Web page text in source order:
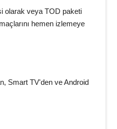
olarak veya TOD paketi
hemen izlemeye
Smart TV'den ve Android